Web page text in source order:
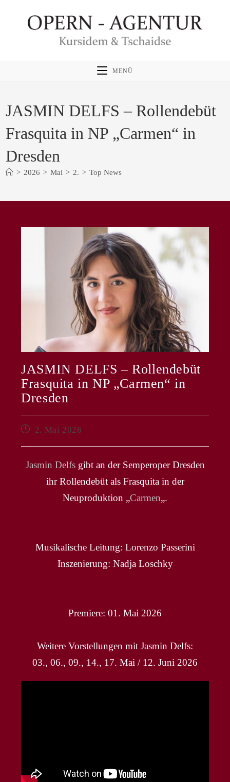
MENÜ
JASMIN DELFS – Rollendebüt
Frasquita in NP „Carmen“ in
Dresden
> 2026 > Mai > 2. > Top News
JASMIN DELFS – Rollendebüt
Frasquita in NP „Carmen“ in
Dresden
Beitrag2. Mai 2026
Jasmin Delfsgibt an der Semperoper Dresden
ihr Rollendebüt als Frasquita in der
Neuproduktion „Carmen„.
Musikalische Leitung: Lorenzo Passerini
Inszenierung: Nadja Loschky
Premiere: 01. Mai 2026
Weitere Vorstellungen mit Jasmin Delfs:
03., 06., 09., 14., 17. Mai / 12. Juni 2026